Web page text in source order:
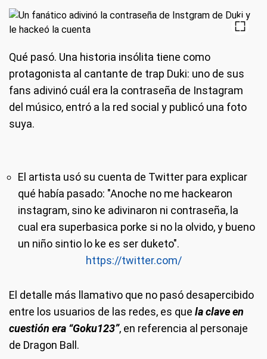
Qué pasó. Una historia insólita tiene como
protagonista al cantante de trap Duki: uno de sus
fans adivinó cuál era la contraseña de Instagram
del músico, entró a la red social y publicó una foto
suya.
El artista usó su cuenta de Twitter para explicar
qué había pasado: "Anoche no me hackearon
instagram, sino ke adivinaron ni contraseña, la
cual era superbasica porke si no la olvido, y bueno
un niño sintio lo ke es ser duketo".
https://twitter.com/
El detalle más llamativo que no pasó desapercibido
entre los usuarios de las redes, es que la clave en
cuestión era “Goku123”, en referencia al personaje
de Dragon Ball.